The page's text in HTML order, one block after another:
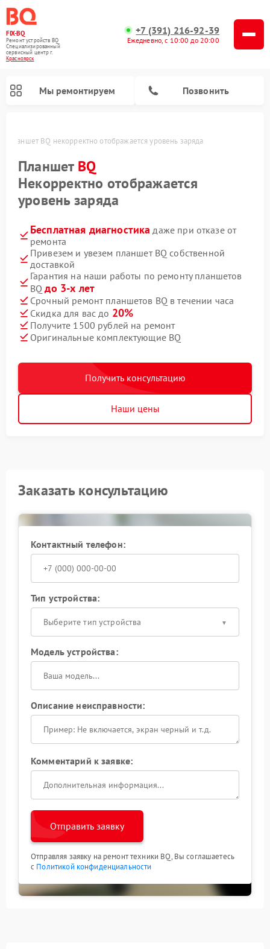
FIX-BQ
Ремонт устройств BQ
Специализированный
cервисный центр г.
Красноярск
+7 (391) 216-92-39
Ежедневно, с 10:00 до 20:00
Мы ремонтируем Позвонить
Планшет BQ некорректно отображается уровень заряда
Планшет BQ
Некорректно отображается
уровень заряда
Бесплатная диагностика даже при отказе от
ремонта
Привезем и увезем планшет BQ собственной
доставкой
Гарантия на наши работы по ремонту планшетов
BQдо 3-х лет
Срочный ремонт планшетов BQ в течении часа
Скидка для вас до 20%
Получите 1500 рублей на ремонт
Оригинальные комплектующие BQ
Получить консультацию
Наши цены
Заказать консультацию
Контактный телефон:
Тип устройства:
Выберите тип устройства
Модель устройства:
Описание неисправности:
Комментарий к заявке:
Отправить заявку
Отправляя заявку на ремонт техники BQ, Вы соглашаетесь
с Политикой конфиденциальности